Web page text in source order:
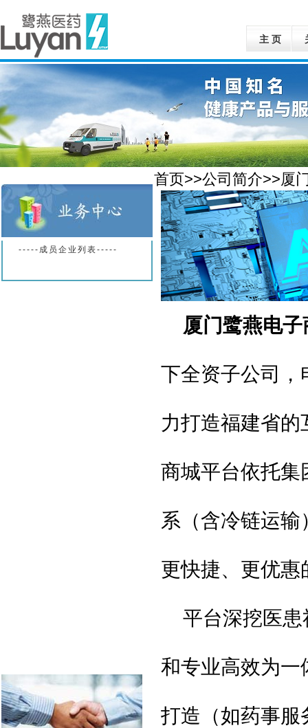
主 页
-----成员企业列表-----
首页>>公司简介>>厦
厦门鹭燕电
下全资子公司，
力打造福建省
商城平台依托集
系（含冷链运
更快捷、更优
平台深挖医
和专业高效为一
打造（如药事服